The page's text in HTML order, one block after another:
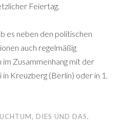
Feiertag.
es neben den politischen
auch regelmäßig
Zusammenhang mit der
Kreuzberg (Berlin) oder in 1.
, DIES UND DAS,